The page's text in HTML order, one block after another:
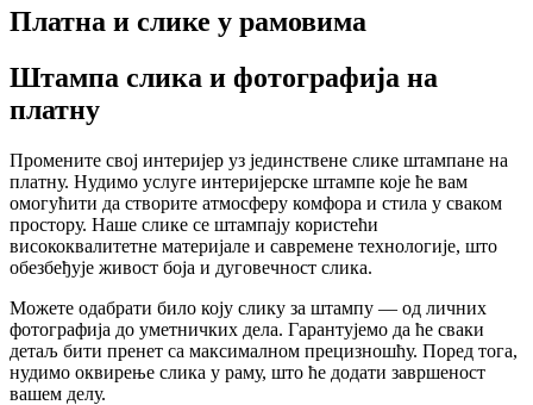
Платна и слике у рамовима
Штампа слика и фотографија на
платну
Промените свој интеријер уз јединствене слике штампане на
платну. Нудимо услуге интеријерске штампе које ће вам
омогућити да створите атмосферу комфора и стила у сваком
простору. Наше слике се штампају користећи
висококвалитетне материјале и савремене технологије, што
обезбеђује живост боја и дуговечност слика.
Можете одабрати било коју слику за штампу — од личних
фотографија до уметничких дела. Гарантујемо да ће сваки
детаљ бити пренет са максималном прецизношћу. Поред тога,
нудимо оквирење слика у раму, што ће додати завршеност
вашем делу.